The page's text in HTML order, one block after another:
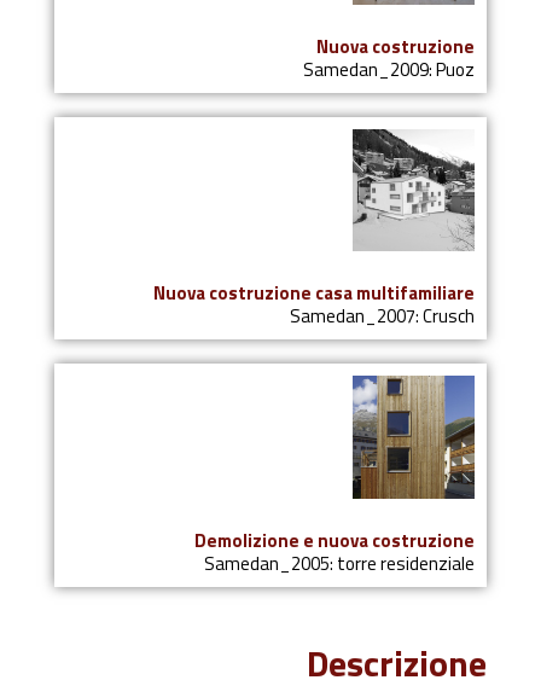
Nuova costruzione
Samedan_2009: Puoz
Nuova costruzione casa multifamiliare
Samedan_2007: Crusch
Demolizione e nuova costruzione
Samedan_2005: torre residenziale
Descrizione